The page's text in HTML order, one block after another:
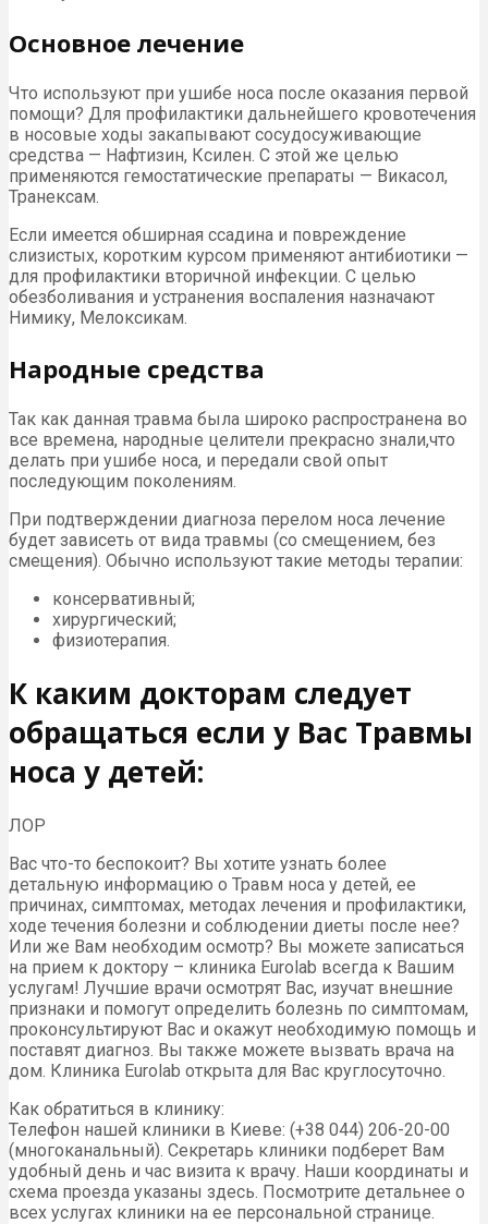
Основное лечение
Что используют при ушибе носа после оказания первой
помощи? Для профилактики дальнейшего кровотечения
в носовые ходы закапывают сосудосуживающие
средства — Нафтизин, Ксилен. С этой же целью
применяются гемостатические препараты — Викасол,
Транексам.
Если имеется обширная ссадина и повреждение
слизистых, коротким курсом применяют антибиотики —
для профилактики вторичной инфекции. С целью
обезболивания и устранения воспаления назначают
Нимику, Мелоксикам.
Народные средства
Так как данная травма была широко распространена во
все времена, народные целители прекрасно знали,что
делать при ушибе носа, и передали свой опыт
последующим поколениям.
При подтверждении диагноза перелом носа лечение
будет зависеть от вида травмы (со смещением, без
смещения). Обычно используют такие методы терапии:
консервативный;
хирургический;
физиотерапия.
К каким докторам следует
обращаться если у Вас Травмы
носа у детей:
ЛОР
Вас что-то беспокоит? Вы хотите узнать более
детальную информацию о Травм носа у детей, ее
причинах, симптомах, методах лечения и профилактики,
ходе течения болезни и соблюдении диеты после нее?
Или же Вам необходим осмотр? Вы можете записаться
на прием к доктору – клиника Eurolab всегда к Вашим
услугам! Лучшие врачи осмотрят Вас, изучат внешние
признаки и помогут определить болезнь по симптомам,
проконсультируют Вас и окажут необходимую помощь и
поставят диагноз. Вы также можете вызвать врача на
дом. Клиника Eurolab открыта для Вас круглосуточно.
Как обратиться в клинику:
Телефон нашей клиники в Киеве: (+38 044) 206-20-00
(многоканальный). Секретарь клиники подберет Вам
удобный день и час визита к врачу. Наши координаты и
схема проезда указаны здесь. Посмотрите детальнее о
всех услугах клиники на ее персональной странице.